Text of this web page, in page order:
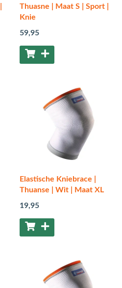
Thuasne | Maat S | Sport |
Knie
59,95
Elastische Kniebrace |
Thuanse | Wit | Maat XL
19,95